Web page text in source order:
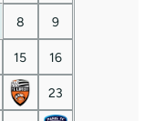
8 9
15 16
23